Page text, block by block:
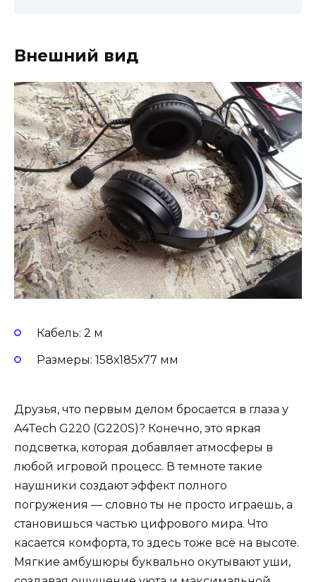
Внешний вид
Кабель: 2 м
Размеры: 158х185х77 мм
Друзья, что первым делом бросается в глаза у
A4Tech G220 (G220S)? Конечно, это яркая
подсветка, которая добавляет атмосферы в
любой игровой процесс. В темноте такие
наушники создают эффект полного
погружения — словно ты не просто играешь, а
становишься частью цифрового мира. Что
касается комфорта, то здесь тоже всё на высоте.
Мягкие амбушюры буквально окутывают уши,